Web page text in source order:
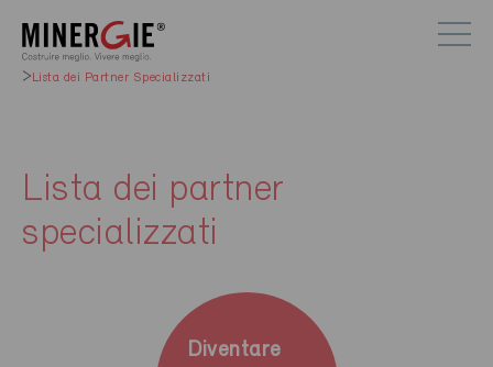
Lista dei Partner Specializzati
Lista dei partner
specializzati
Diventare